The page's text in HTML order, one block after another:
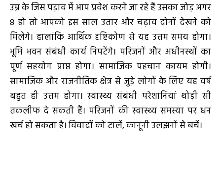
उम्र के जिस पड़ाव में आप प्रवेश करने जा रहे हैं उसका जोड़ अगर
8 हो तो आपको इस साल उतार और चढ़ाव दोनों देखने को
मिलेंगे। हालांकि आर्थिक दृष्टिकोण से यह उत्तम समय होगा।
भूमि भवन संबंधी कार्य निपटेंगे। परिजनों और अधीनस्थों का
पूर्ण सहयोग प्राप्त होगा। सामाजिक पहचान कायम होगी।
सामाजिक और राजनीतिक क्षेत्र से जुड़े लोगों के लिए यह वर्ष
बहुत ही उत्तम होगा। स्वास्थ्य संबंधी परेशानियां थोड़ी सी
तकलीफ दे सकती हैं। परिजनों की स्वास्थ्य समस्या पर धन
खर्च हो सकता है। विवादों को टालें, कानूनी उलझनों से बचें।